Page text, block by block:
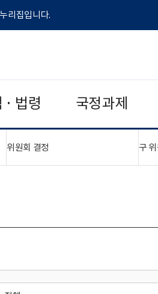
리집입니다.
· 법령 국정과제
위원회 결정 구